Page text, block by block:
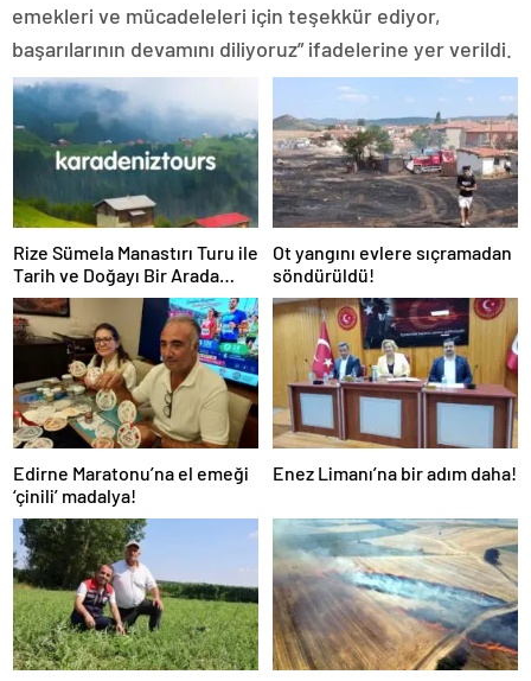
emekleri ve mücadeleleri için teşekkür ediyor,
başarılarının devamını diliyoruz” ifadelerine yer verildi.
Rize Sümela Manastırı Turu ile
Tarih ve Doğayı Bir Arada
Keşfedin
Ot yangını evlere sıçramadan
söndürüldü!
Edirne Maratonu’na el emeği
‘çinili’ madalya!
Enez Limanı’na bir adım daha!